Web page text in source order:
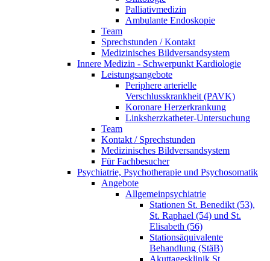
Palliativmedizin
Ambulante Endoskopie
Team
Sprechstunden / Kontakt
Medizinisches Bildversandsystem
Innere Medizin - Schwerpunkt Kardiologie
Leistungsangebote
Periphere arterielle
Verschlusskrankheit (PAVK)
Koronare Herzerkrankung
Linksherzkatheter-Untersuchung
Team
Kontakt / Sprechstunden
Medizinisches Bildversandsystem
Für Fachbesucher
Psychiatrie, Psychotherapie und Psychosomatik
Angebote
Allgemeinpsychiatrie
Stationen St. Benedikt (53),
St. Raphael (54) und St.
Elisabeth (56)
Stationsäquivalente
Behandlung (StäB)
Akuttagesklinik St.